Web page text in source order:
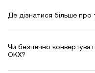
Де дізнатися більше про
Чи безпечно
OKX?